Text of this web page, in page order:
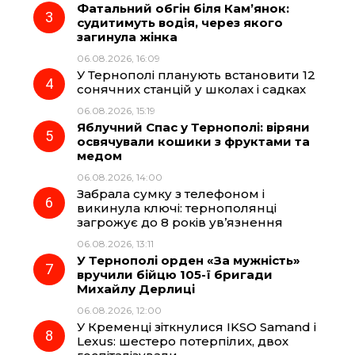
k m
Фатальний обгін біля Кам’янок:
судитимуть водія, через якого
загинула жінка
06.08.2026, 16:09
У Тернополі планують встановити 12
сонячних станцій у школах і садках
06.08.2026, 15:19
Яблучний Спас у Тернополі: віряни
освячували кошики з фруктами та
медом
06.08.2026, 14:00
Забрала сумку з телефоном і
викинула ключі: тернополянці
загрожує до 8 років ув’язнення
06.08.2026, 13:11
У Тернополі орден «За мужність»
вручили бійцю 105-ї бригади
Михайлу Дерлиці
06.08.2026, 12:00
У Кременці зіткнулися IKSO Samand і
Lexus: шестеро потерпілих, двох